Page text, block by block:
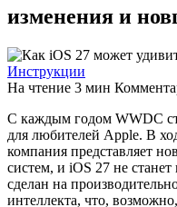
изменения и
Инструкции
На чтение 3 мин
С каждым годом WWDC
для любителей Apple. В
компания представляет
систем, и iOS 27 не
сделан на
интеллекта, что,